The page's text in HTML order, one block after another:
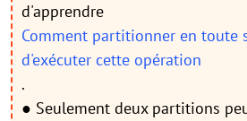
d'apprendre
Comment partitionner en toute
d'exécuter cette opération
.
● Seulement deux partitions